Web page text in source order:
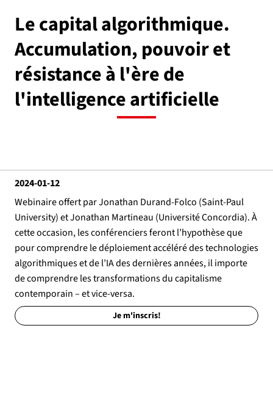
Le capital algorithmique.
Accumulation, pouvoir et
résistance à l'ère de
l'intelligence artificielle
2024-01-12
Webinaire offert par Jonathan Durand-Folco (Saint-Paul
University) et Jonathan Martineau (Université Concordia). À
cette occasion, les conférenciers feront l’hypothèse que
pour comprendre le déploiement accéléré des technologies
algorithmiques et de l’IA des dernières années, il importe
de comprendre les transformations du capitalisme
contemporain – et vice-versa.
Je m'inscris!